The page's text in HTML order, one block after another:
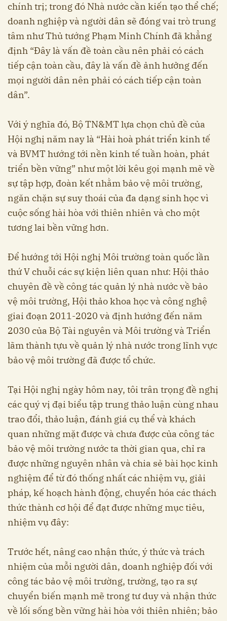
chính trị; trong đó Nhà nước cần kiến tạo thể chế;
doanh nghiệp và người dân sẽ đóng vai trò trung
tâm như Thủ tướng Phạm Minh Chính đã khẳng
định “Đây là vấn đề toàn cầu nên phải có cách
tiếp cận toàn cầu, đây là vấn đề ảnh hưởng đến
mọi người dân nên phải có cách tiếp cận toàn
dân”.
Với ý nghĩa đó, Bộ TN&MT lựa chọn chủ đề của
Hội nghị năm nay là “Hài hoà phát triển kinh tế
và BVMT hướng tới nền kinh tế tuần hoàn, phát
triển bền vững” như một lời kêu gọi mạnh mẽ về
sự tập hợp, đoàn kết nhằm bảo vệ môi trường,
ngăn chặn sự suy thoái của đa dạng sinh học vì
cuộc sống hài hòa với thiên nhiên và cho một
tương lai bền vững hơn.
Để hướng tới Hội nghị Môi trường toàn quốc lần
thứ V chuỗi các sự kiện liên quan như: Hội thảo
chuyên đề về công tác quản lý nhà nước về bảo
vệ môi trường, Hội thảo khoa học và công nghệ
giai đoạn 2011-2020 và định hướng đến năm
2030 của Bộ Tài nguyên và Môi trường và Triển
lãm thành tựu về quản lý nhà nước trong lĩnh vực
bảo vệ môi trường đã được tổ chức.
Tại Hội nghị ngày hôm nay, tôi trân trọng đề nghị
các quý vị đại biểu tập trung thảo luận cùng nhau
trao đổi, thảo luận, đánh giá cụ thể và khách
quan những mặt được và chưa được của công tác
bảo vệ môi trường nước ta thời gian qua, chỉ ra
được những nguyên nhân và chia sẻ bài học kinh
nghiệm để từ đó thống nhất các nhiệm vụ, giải
pháp, kế hoạch hành động, chuyển hóa các thách
thức thành cơ hội để đạt được những mục tiêu,
nhiệm vụ đây:
Trước hết, nâng cao nhận thức, ý thức và trách
nhiệm của mỗi người dân, doanh nghiệp đối với
công tác bảo vệ môi trường, trường, tạo ra sự
chuyển biến mạnh mẽ trong tư duy và nhận thức
về lối sống bền vững hài hòa với thiên nhiên; bảo